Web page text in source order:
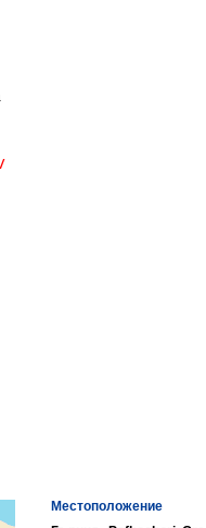
Местоположение